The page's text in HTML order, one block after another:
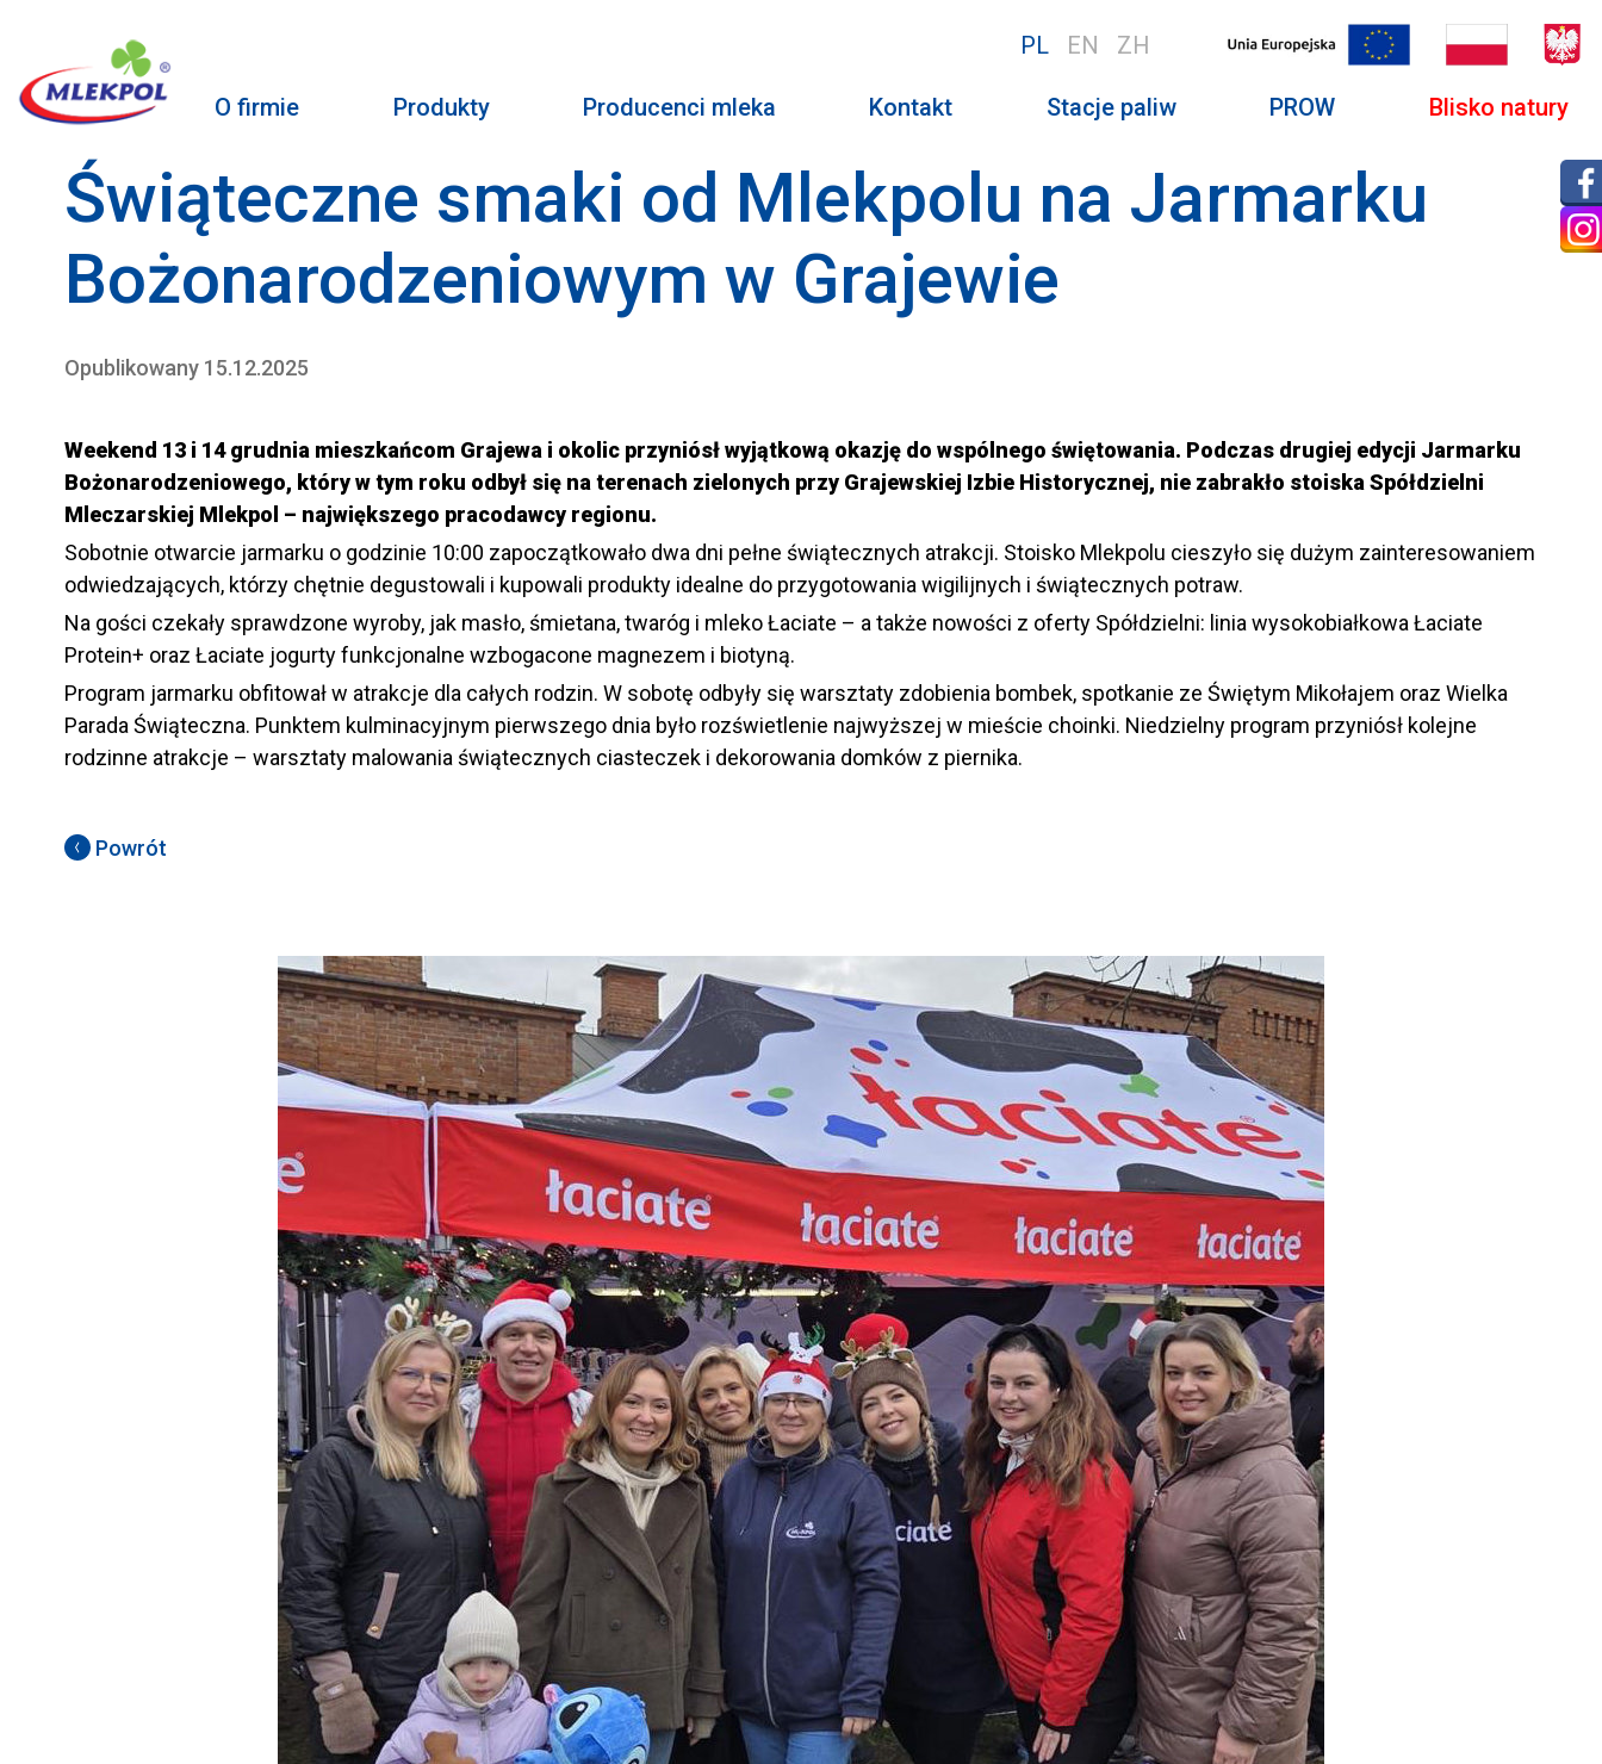
PL EN ZH
O firmie Produkty Producenci mleka Kontakt Stacje paliw PROW Blisko natury
Świąteczne smaki od Mlekpolu na Jarmarku
Bożonarodzeniowym w Grajewie
Opublikowany 15.12.2025
Weekend 13 i 14 grudnia mieszkańcom Grajewa i okolic przyniósł wyjątkową okazję do wspólnego świętowania. Podczas drugiej edycji Jarmarku
Bożonarodzeniowego, który w tym roku odbył się na terenach zielonych przy Grajewskiej Izbie Historycznej, nie zabrakło stoiska Spółdzielni
Mleczarskiej Mlekpol – największego pracodawcy regionu.
Sobotnie otwarcie jarmarku o godzinie 10:00 zapoczątkowało dwa dni pełne świątecznych atrakcji. Stoisko Mlekpolu cieszyło się dużym zainteresowaniem
odwiedzających, którzy chętnie degustowali i kupowali produkty idealne do przygotowania wigilijnych i świątecznych potraw.
Na gości czekały sprawdzone wyroby, jak masło, śmietana, twaróg i mleko Łaciate – a także nowości z oferty Spółdzielni: linia wysokobiałkowa Łaciate
Protein+ oraz Łaciate jogurty funkcjonalne wzbogacone magnezem i biotyną.
Program jarmarku obfitował w atrakcje dla całych rodzin. W sobotę odbyły się warsztaty zdobienia bombek, spotkanie ze Świętym Mikołajem oraz Wielka
Parada Świąteczna. Punktem kulminacyjnym pierwszego dnia było rozświetlenie najwyższej w mieście choinki. Niedzielny program przyniósł kolejne
rodzinne atrakcje – warsztaty malowania świątecznych ciasteczek i dekorowania domków z piernika.
Powrót